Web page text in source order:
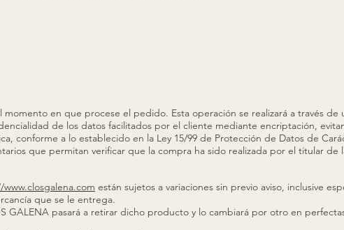
en que procese el pedido. Esta operación se realizará a través de
de los datos facilitados por el cliente mediante encriptación,
conforme a lo establecido en la Ley 15/99 de Protección de Datos de
que permitan verificar que la compra ha sido realizada por el titular de
están sujetos a variaciones sin previo aviso, inclusive
que se le entrega.
GALENA pasará a retirar dicho producto y lo cambiará por otro en